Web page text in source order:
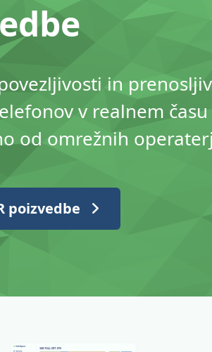
in
v realnem času
od omrežnih
poizvedbe